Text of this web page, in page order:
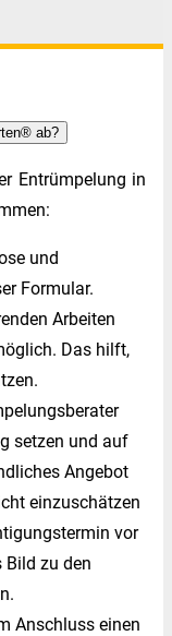
ab?
Entrümpelung in
und
Formular.
Arbeiten
Das hilft,
setzen und auf
Angebot
einzuschätzen
vor
Bild zu den
Anschluss einen